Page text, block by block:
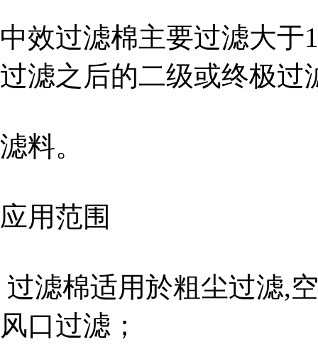
中效过滤棉主要过滤大于
过滤之后的二级或终极过
滤料。
应用范围
过滤棉适用於粗尘过滤,
风口过滤；